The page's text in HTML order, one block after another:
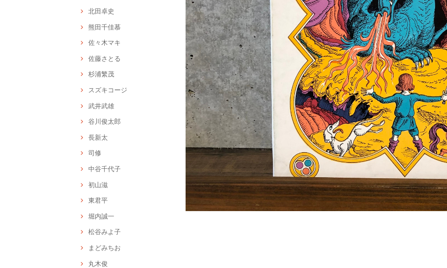
北田卓史
熊田千佳慕
佐々木マキ
佐藤さとる
杉浦繁茂
スズキコージ
武井武雄
谷川俊太郎
長新太
司修
中谷千代子
初山滋
東君平
堀内誠一
松谷みよ子
まどみちお
丸木俊